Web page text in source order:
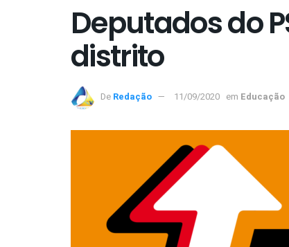
Deputados do
distrito
De Redação 11/09/2020 em Educação